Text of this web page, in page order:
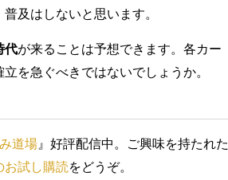
及はしないと思います。
代が来ることは予想できます。各カー
を急ぐべきではないでしょうか。
道場 』好評配信中。ご興味を持たれた
お試し購読をどうぞ。